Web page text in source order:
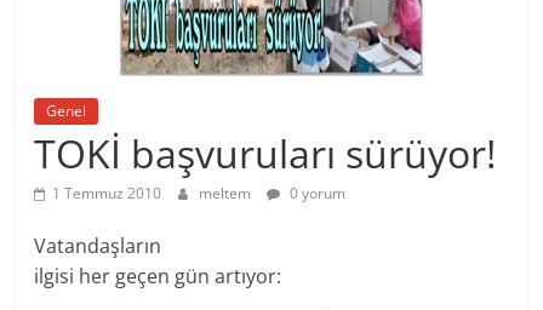
Genel
TOKİ başvuruları sürüyor!
1 Temmuz 2010 meltem 0 yorum
Vatandaşların
ilgisi her geçen gün artıyor: